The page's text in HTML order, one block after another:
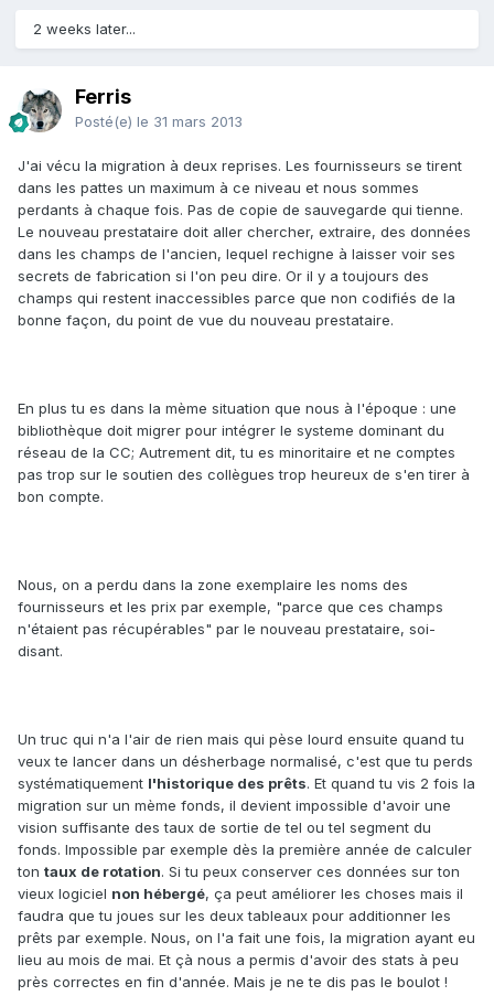
2 weeks later...
Ferris
Posté(e) le 31 mars 2013
J'ai vécu la migration à deux reprises. Les fournisseurs se tirent
dans les pattes un maximum à ce niveau et nous sommes
perdants à chaque fois. Pas de copie de sauvegarde qui tienne.
Le nouveau prestataire doit aller chercher, extraire, des données
dans les champs de l'ancien, lequel rechigne à laisser voir ses
secrets de fabrication si l'on peu dire. Or il y a toujours des
champs qui restent inaccessibles parce que non codifiés de la
bonne façon, du point de vue du nouveau prestataire.
En plus tu es dans la mème situation que nous à l'époque : une
bibliothèque doit migrer pour intégrer le systeme dominant du
réseau de la CC; Autrement dit, tu es minoritaire et ne comptes
pas trop sur le soutien des collègues trop heureux de s'en tirer à
bon compte.
Nous, on a perdu dans la zone exemplaire les noms des
fournisseurs et les prix par exemple, "parce que ces champs
n'étaient pas récupérables" par le nouveau prestataire, soi-
disant.
Un truc qui n'a l'air de rien mais qui pèse lourd ensuite quand tu
veux te lancer dans un désherbage normalisé, c'est que tu perds
systématiquement l'historique des prêts. Et quand tu vis 2 fois la
migration sur un mème fonds, il devient impossible d'avoir une
vision suffisante des taux de sortie de tel ou tel segment du
fonds. Impossible par exemple dès la première année de calculer
ton taux de rotation. Si tu peux conserver ces données sur ton
vieux logiciel non hébergé, ça peut améliorer les choses mais il
faudra que tu joues sur les deux tableaux pour additionner les
prêts par exemple. Nous, on l'a fait une fois, la migration ayant eu
lieu au mois de mai. Et çà nous a permis d'avoir des stats à peu
près correctes en fin d'année. Mais je ne te dis pas le boulot !